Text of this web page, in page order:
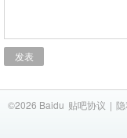
发表
©2026 Baidu 贴吧协议 |